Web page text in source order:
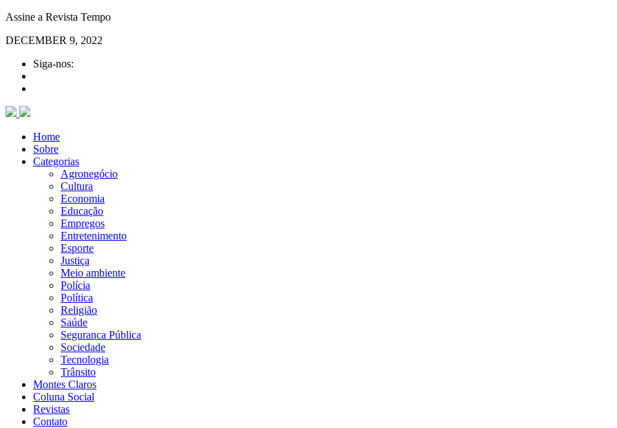
Assine a Revista Tempo
DECEMBER 9, 2022
Siga-nos:
Home
Sobre
Categorias
Agronegócio
Cultura
Economia
Educação
Empregos
Entretenimento
Esporte
Justiça
Meio ambiente
Polícia
Política
Religião
Saúde
Seguranca Pública
Sociedade
Tecnologia
Trânsito
Montes Claros
Coluna Social
Revistas
Contato